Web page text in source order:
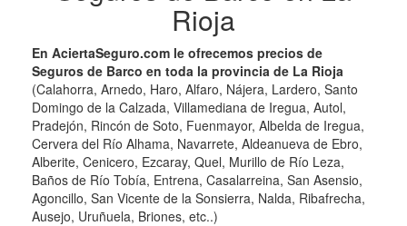
Rioja
En AciertaSeguro.com le ofrecemos precios de
Seguros de Barco en toda la provincia de La Rioja
(Calahorra, Arnedo, Haro, Alfaro, Nájera, Lardero, Santo
Domingo de la Calzada, Villamediana de Iregua, Autol,
Pradejón, Rincón de Soto, Fuenmayor, Albelda de Iregua,
Cervera del Río Alhama, Navarrete, Aldeanueva de Ebro,
Alberite, Cenicero, Ezcaray, Quel, Murillo de Río Leza,
Baños de Río Tobía, Entrena, Casalarreina, San Asensio,
Agoncillo, San Vicente de la Sonsierra, Nalda, Ribafrecha,
Ausejo, Uruñuela, Briones, etc..)